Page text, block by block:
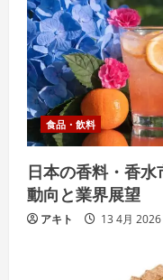
食品・飲料
日本の香料・香
動向と業界展望
アキト 13 4月 2026